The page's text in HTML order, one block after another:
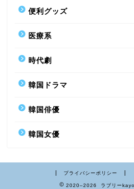
便利グッズ
医療系
時代劇
韓国ドラマ
韓国俳優
韓国女優
プライバシーポリシー
2020–2026 ラブリー